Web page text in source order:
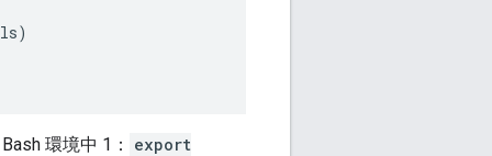
)
環境中 1：
export